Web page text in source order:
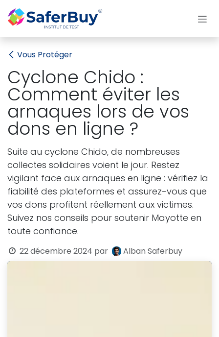
Vous Protéger
Cyclone Chido :
Comment éviter les
arnaques lors de vos
dons en ligne ?
Suite au cyclone Chido, de nombreuses
collectes solidaires voient le jour. Restez
vigilant face aux arnaques en ligne : vérifiez la
fiabilité des plateformes et assurez-vous que
vos dons profitent réellement aux victimes.
Suivez nos conseils pour soutenir Mayotte en
toute confiance.
22 décembre 2024 par Alban Saferbuy